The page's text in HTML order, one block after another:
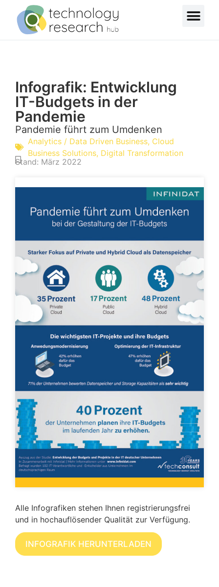
Infografik: Entwicklung
IT-Budgets in der
Pandemie
Pandemie führt zum Umdenken
Analytics / Data Driven Business, Cloud
Business Solutions, Digital Transformation
Stand: März 2022
Alle Infografiken stehen Ihnen registrierungsfrei
und in hochauflösender Qualität zur Verfügung.
INFOGRAFIK HERUNTERLADEN